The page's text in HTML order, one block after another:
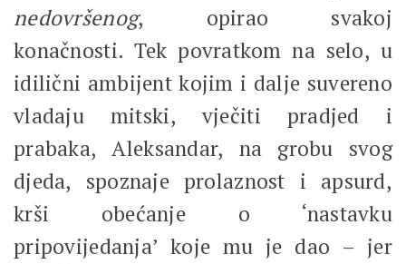
nedovršenog, opirao svakoj
konačnosti. Tek povratkom na selo, u
idilični ambijent kojim i dalje suvereno
vladaju mitski, vječiti pradjed i
prabaka, Aleksandar, na grobu svog
djeda, spoznaje prolaznost i apsurd,
krši obećanje o ‘nastavku
pripovijedanja’ koje mu je dao – jer